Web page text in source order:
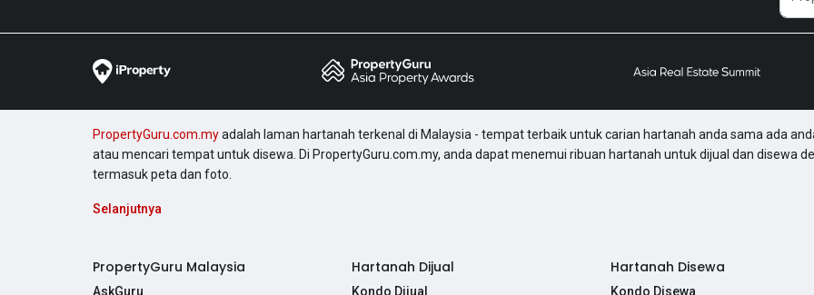
PropertyGuru.com.myadalah laman hartanah terkenal di Malaysia - tempat terbaik untuk carian hartanah anda sama ada
atau mencari tempat untuk disewa. Di PropertyGuru.com.my, anda dapat menemui ribuan hartanah untuk dijual dan disewa
termasuk peta dan foto.
Selanjutnya
PropertyGuru Malaysia
AskGuru
Hartanah Dijual
Kondo Dijual
Hartanah Disewa
Kondo Disewa